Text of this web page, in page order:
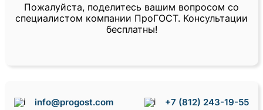
Пожалуйста, поделитесь вашим вопросом со
специалистом компании ПроГОСТ. Консультации
бесплатны!
info@progost.com +7 (812) 243-19-55